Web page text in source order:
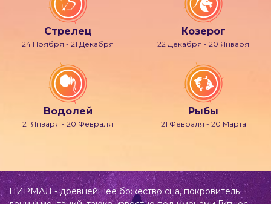
Стрелец
24 Ноября - 21 Декабря
Козерог
22 Декабря - 20 Января
Водолей
21 Января - 20 Февраля
Рыбы
21 Февраля - 20 Марта
НИРМАЛ - древнейшее божество сна, покровитель